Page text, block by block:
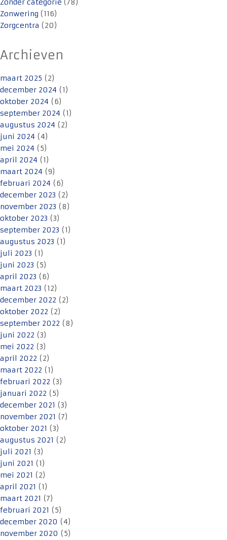
Zonder categorie (78)
Zonwering (116)
Zorgcentra (20)
Archieven
maart 2025 (2)
december 2024 (1)
oktober 2024 (6)
september 2024 (1)
augustus 2024 (2)
juni 2024 (4)
mei 2024 (5)
april 2024 (1)
maart 2024 (9)
februari 2024 (6)
december 2023 (2)
november 2023 (8)
oktober 2023 (3)
september 2023 (1)
augustus 2023 (1)
juli 2023 (1)
juni 2023 (5)
april 2023 (6)
maart 2023 (12)
december 2022 (2)
oktober 2022 (2)
september 2022 (8)
juni 2022 (3)
mei 2022 (3)
april 2022 (2)
maart 2022 (1)
februari 2022 (3)
januari 2022 (5)
december 2021 (3)
november 2021 (7)
oktober 2021 (3)
augustus 2021 (2)
juli 2021 (3)
juni 2021 (1)
mei 2021 (2)
april 2021 (1)
maart 2021 (7)
februari 2021 (5)
december 2020 (4)
november 2020 (5)